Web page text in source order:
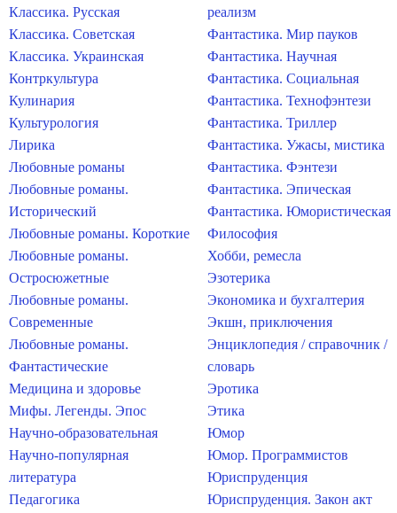
Классика. Русская
Классика. Советская
Классика. Украинская
Контркультура
Кулинария
Культурология
Лирика
Любовные романы
Любовные романы.
Исторический
Любовные романы. Короткие
Любовные романы.
Остросюжетные
Любовные романы.
Современные
Любовные романы.
Фантастические
Медицина и здоровье
Мифы. Легенды. Эпос
Научно-образовательная
Научно-популярная
литература
Педагогика
реализм
Фантастика. Мир пауков
Фантастика. Научная
Фантастика. Социальная
Фантастика. Технофэнтези
Фантастика. Триллер
Фантастика. Ужасы, мистика
Фантастика. Фэнтези
Фантастика. Эпическая
Фантастика. Юмористическая
Философия
Хобби, ремесла
Эзотерика
Экономика и бухгалтерия
Экшн, приключения
Энциклопедия / справочник /
словарь
Эротика
Этика
Юмор
Юмор. Программистов
Юриспруденция
Юриспруденция. Закон акт